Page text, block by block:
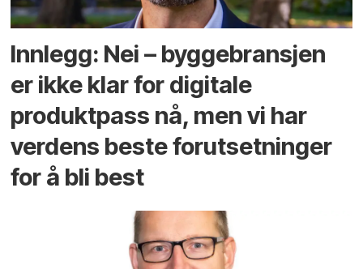
Innlegg: Nei – byggebransjen
er ikke klar for digitale
produktpass nå, men vi har
verdens beste forutsetninger
for å bli best